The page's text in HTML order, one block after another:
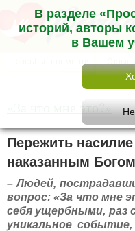
В разделе
историй, авторы
в Вашем
«За что мне это?»
Пережить
наказанным Богом
– Людей,
вопрос: «За что мне
себя ущербными, раз
уникальное